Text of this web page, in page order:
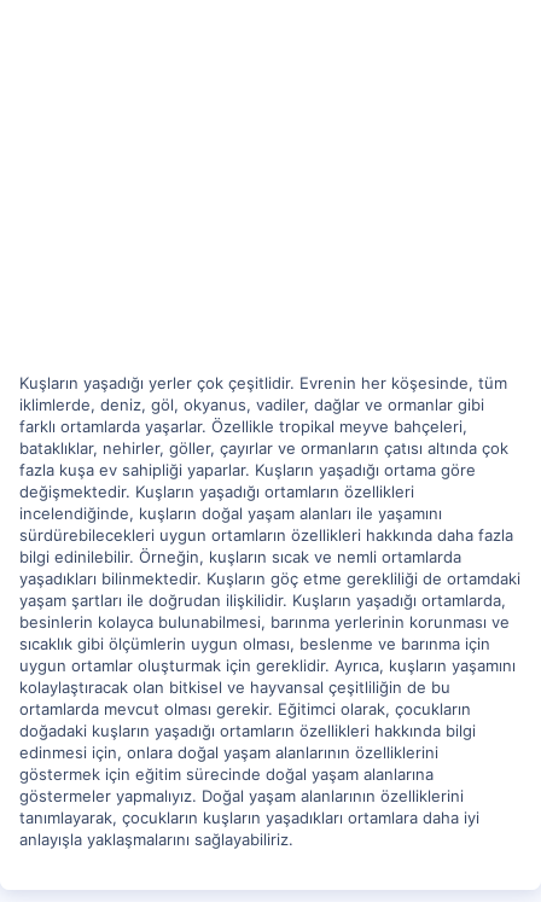
Kuşların yaşadığı yerler çok çeşitlidir. Evrenin her köşesinde, tüm
iklimlerde, deniz, göl, okyanus, vadiler, dağlar ve ormanlar gibi
farklı ortamlarda yaşarlar. Özellikle tropikal meyve bahçeleri,
bataklıklar, nehirler, göller, çayırlar ve ormanların çatısı altında çok
fazla kuşa ev sahipliği yaparlar. Kuşların yaşadığı ortama göre
değişmektedir. Kuşların yaşadığı ortamların özellikleri
incelendiğinde, kuşların doğal yaşam alanları ile yaşamını
sürdürebilecekleri uygun ortamların özellikleri hakkında daha fazla
bilgi edinilebilir. Örneğin, kuşların sıcak ve nemli ortamlarda
yaşadıkları bilinmektedir. Kuşların göç etme gerekliliği de ortamdaki
yaşam şartları ile doğrudan ilişkilidir. Kuşların yaşadığı ortamlarda,
besinlerin kolayca bulunabilmesi, barınma yerlerinin korunması ve
sıcaklık gibi ölçümlerin uygun olması, beslenme ve barınma için
uygun ortamlar oluşturmak için gereklidir. Ayrıca, kuşların yaşamını
kolaylaştıracak olan bitkisel ve hayvansal çeşitliliğin de bu
ortamlarda mevcut olması gerekir. Eğitimci olarak, çocukların
doğadaki kuşların yaşadığı ortamların özellikleri hakkında bilgi
edinmesi için, onlara doğal yaşam alanlarının özelliklerini
göstermek için eğitim sürecinde doğal yaşam alanlarına
göstermeler yapmalıyız. Doğal yaşam alanlarının özelliklerini
tanımlayarak, çocukların kuşların yaşadıkları ortamlara daha iyi
anlayışla yaklaşmalarını sağlayabiliriz.